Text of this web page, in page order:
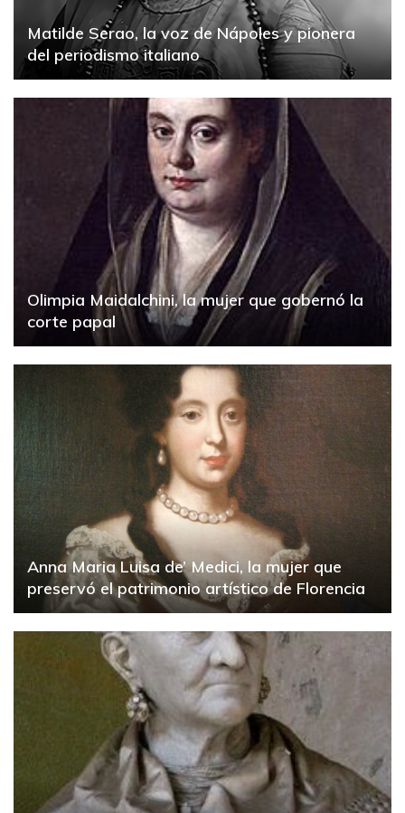
Matilde Serao, la voz de Nápoles y pionera
del periodismo italiano
Olimpia Maidalchini, la mujer que gobernó la
corte papal
Anna Maria Luisa de’ Medici, la mujer que
preservó el patrimonio artístico de Florencia